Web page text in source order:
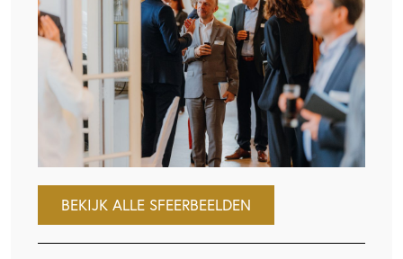
BEKIJK ALLE SFEERBEELDEN